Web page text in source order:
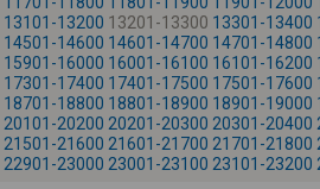
13101-13200 13201-13300 13301-13400
14501-14600 14601-14700 14701-14800
15901-16000 16001-16100 16101-16200
17301-17400 17401-17500 17501-17600
18701-18800 18801-18900 18901-19000
20101-20200 20201-20300 20301-20400
21501-21600 21601-21700 21701-21800
22901-23000 23001-23100 23101-23200